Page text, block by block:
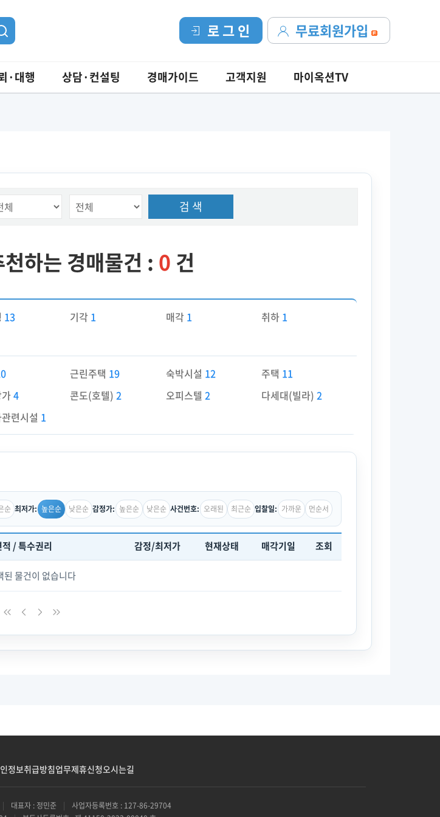
무료회원가입
로 그 인
·대행 상담·컨설팅 경매가이드 고객지원 마이옥션TV
검 색
하는 경매물건 : 0 건
13 기각 1 매각 1 취하 1
근린주택 19 숙박시설 12 주택 11
가4 콘도(호텔)2 오피스텔 2 다세대(빌라) 2
련시설 1
순 최저가: 높은순 낮은순 감정가: 높은순 낮은순 사건번호: 오래된 최근순 입찰일: 가까운 먼순서
/ 특수권리 감정/최저가 현재상태 매각기일 조회
된 물건이 없습니다
정보취급방침업무제휴신청오시는길
| 대표자 : 정민준 |
사업자등록번호 : 127-86-29704